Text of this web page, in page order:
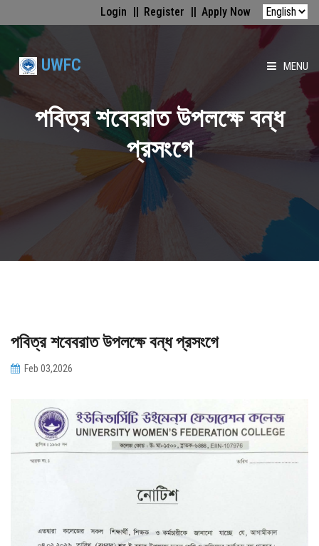
Login Register Apply Now
UWFC MENU
HOME
ABOUT US
FACULTIES
GALLERY
PAYMENT
RESULTS
ONLINE ADMISSION
পবিত্র শবেবরাত উপলক্ষে বন্ধ
প্রসংগে
পবিত্র শবেবরাত উপলক্ষে বন্ধ প্রসংগে
Feb 03,2026